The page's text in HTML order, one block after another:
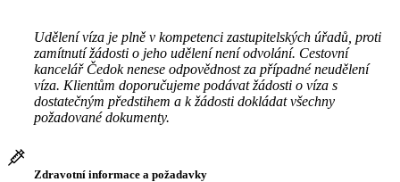
Udělení víza je plně v kompetenci zastupitelských úřadů, proti
zamítnutí žádosti o jeho udělení není odvolání. Cestovní
kancelář Čedok nenese odpovědnost za případné neudělení
víza. Klientům doporučujeme podávat žádosti o víza s
dostatečným předstihem a k žádosti dokládat všechny
požadované dokumenty.
Zdravotní informace a požadavky